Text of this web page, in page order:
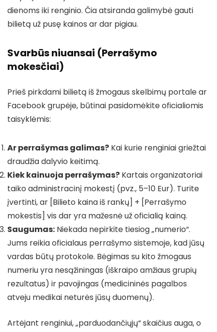
dienoms iki renginio. Čia atsiranda galimybė gauti
bilietą už pusę kainos ar dar pigiau.
Svarbūs niuansai (Perrašymo
mokesčiai)
Prieš pirkdami bilietą iš žmogaus skelbimų portale ar
Facebook grupėje, būtinai pasidomėkite oficialiomis
taisyklėmis:
Ar perrašymas galimas? Kai kurie renginiai griežtai
draudžia dalyvio keitimą.
Kiek kainuoja perrašymas? Kartais organizatoriai
taiko administracinį mokestį (pvz., 5–10 Eur). Turite
įvertinti, ar [Bilieto kaina iš rankų] + [Perrašymo
mokestis] vis dar yra mažesnė už oficialią kainą.
Saugumas: Niekada nepirkite tiesiog „numerio“.
Jums reikia oficialaus perrašymo sistemoje, kad jūsų
vardas būtų protokole. Bėgimas su kito žmogaus
numeriu yra nesąžiningas (iškraipo amžiaus grupių
rezultatus) ir pavojingas (medicininės pagalbos
atveju medikai neturės jūsų duomenų).
Artėjant renginiui, „parduodančiųjų“ skaičius auga, o